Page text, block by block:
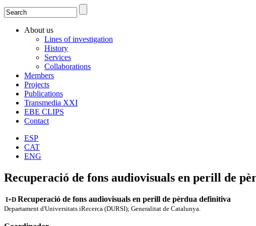
Search form
Search
About us
Lines of investigation
History
Services
Collaborations
Members
Projects
Publications
Transmedia XXI
EBE CLIPS
Contact
ESP
CAT
ENG
Recuperació de fons audiovisuals en perill de
I+D Recuperació de fons audiovisuals en perill de pèrdua definitiva
Departament d'­Universitats iRecerca (DURSI); Generalitat de Catalunya.